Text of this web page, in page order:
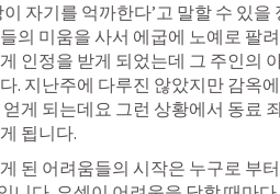
이 자기를 억까한다’고 말할 수 있
의 미움을 사서 에굽에 노예로 팔
인정을 받게 되었는데 그 주인의
. 지난주에 다루진 않았지만 감옥
게 되는데요 그런 상황에서 동료
됩니다.
된 어려움들의 시작은 누구로 부